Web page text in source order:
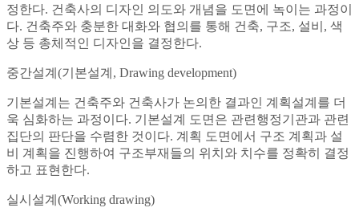
정한다. 건축사의 디자인 의도와 개념을 도면에 녹이는 과정이
다. 건축주와 충분한 대화와 협의를 통해 건축, 구조, 설비, 색
상 등 총체적인 디자인을 결정한다.
중간설계(기본설계, Drawing development)
기본설계는 건축주와 건축사가 논의한 결과인 계획설계를 더
욱 심화하는 과정이다. 기본설계 도면은 관련행정기관과 관련
집단의 판단을 수렴한 것이다. 계획 도면에서 구조 계획과 설
비 계획을 진행하여 구조부재들의 위치와 치수를 정확히 결정
하고 표현한다.
실시설계(Working drawing)